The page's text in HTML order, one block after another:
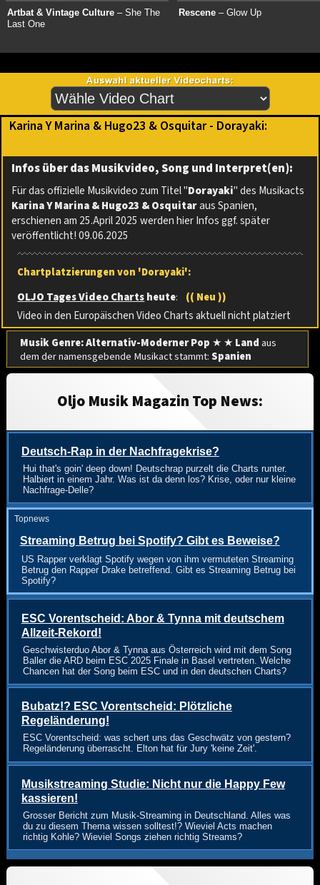
Artbat & Vintage Culture – She The
Last One
Rescene – Glow Up
Karina Y Marina & Hugo23 & Osquitar - Dorayaki:
Infos über das Musikvideo, Song und Interpret(en):
Für das offizielle Musikvideo zum Titel "Dorayaki" des Musikacts
Karina Y Marina & Hugo23 & Osquitaraus Spanien,
erschienen am 25.April 2025 werden hier Infos ggf. später
veröffentlicht! 09.06.2025
Chartplatzierungen von 'Dorayaki':
OLJO Tages Video Chartsheute:
(( Neu ))
Video in den Europäischen Video Charts aktuell nicht platziert
Musik Genre: Alternativ-Moderner Pop ★ ★ Landaus
dem der namensgebende Musikact stammt:Spanien
Oljo Musik Magazin Top News:
Deutsch-Rap in der Nachfragekrise?
Hui that's goin' deep down! Deutschrap purzelt die Charts runter.
Halbiert in einem Jahr. Was ist da denn los? Krise, oder nur kleine
Nachfrage-Delle?
Topnews
Streaming Betrug bei Spotify? Gibt es Beweise?
US Rapper verklagt Spotify wegen von ihm vermuteten Streaming
Betrug den Rapper Drake betreffend. Gibt es Streaming Betrug bei
Spotify?
ESC Vorentscheid: Abor & Tynna mit deutschem
Allzeit-Rekord!
Geschwisterduo Abor & Tynna aus Österreich wird mit dem Song
Baller die ARD beim ESC 2025 Finale in Basel vertreten. Welche
Chancen hat der Song beim ESC und in den deutschen Charts?
Bubatz!? ESC Vorentscheid: Plötzliche
Regeländerung!
ESC Vorentscheid: was schert uns das Geschwätz von gestern?
Regeländerung überrascht. Elton hat für Jury 'keine Zeit'.
Musikstreaming Studie: Nicht nur die Happy Few
kassieren!
Grosser Bericht zum Musik-Streaming in Deutschland. Alles was
du zu diesem Thema wissen solltest!? Wieviel Acts machen
richtig Kohle? Wieviel Songs ziehen richtig Streams?